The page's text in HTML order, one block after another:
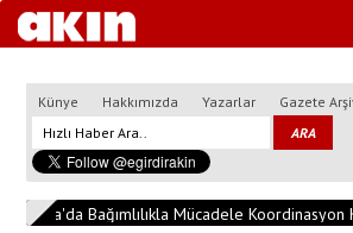
Künye Hakkımızda Yazarlar Gazete
Bağımlılıkla Mücadele Koordinasyon